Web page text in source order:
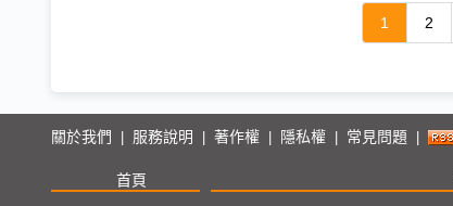
1 2
關於我們 | 服務說明 | 著作權 | 隱私權 | 常見問題 |
首頁